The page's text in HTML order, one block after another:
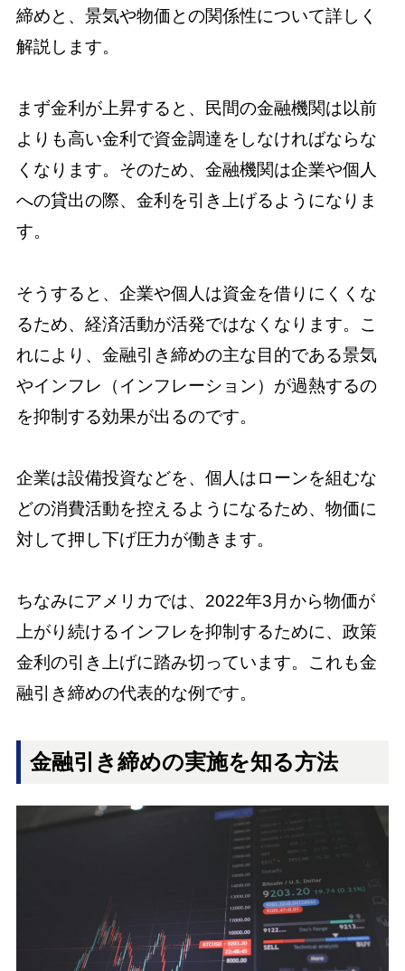
締めと、景気や物価との関係性について詳しく
解説します。
まず金利が上昇すると、民間の金融機関は以前
よりも高い金利で資金調達をしなければならな
くなります。そのため、金融機関は企業や個人
への貸出の際、金利を引き上げるようになりま
す。
そうすると、企業や個人は資金を借りにくくな
るため、経済活動が活発ではなくなります。こ
れにより、金融引き締めの主な目的である景気
やインフレ（インフレーション）が過熱するの
を抑制する効果が出るのです。
企業は設備投資などを、個人はローンを組むな
どの消費活動を控えるようになるため、物価に
対して押し下げ圧力が働きます。
ちなみにアメリカでは、2022年3月から物価が
上がり続けるインフレを抑制するために、政策
金利の引き上げに踏み切っています。これも金
融引き締めの代表的な例です。
金融引き締めの実施を知る方法